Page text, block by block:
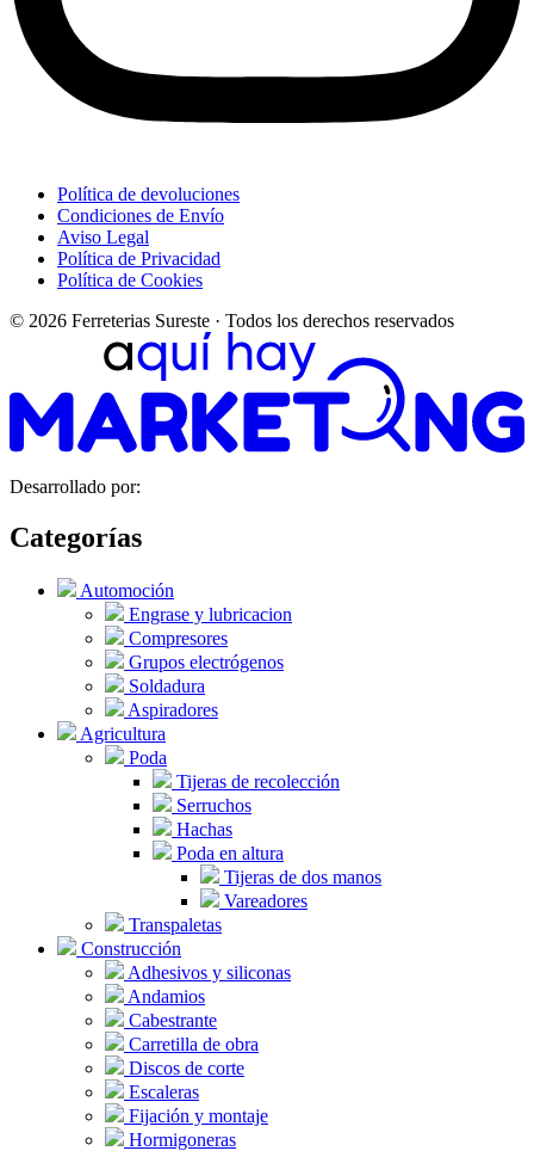
Política de devoluciones
Condiciones de Envío
Aviso Legal
Política de Privacidad
Política de Cookies
© 2026 Ferreterias Sureste · Todos los derechos reservados
Desarrollado por:
Categorías
Automoción
Engrase y lubricacion
Compresores
Grupos electrógenos
Soldadura
Aspiradores
Agricultura
Poda
Tijeras de recolección
Serruchos
Hachas
Poda en altura
Tijeras de dos manos
Vareadores
Transpaletas
Construcción
Adhesivos y siliconas
Andamios
Cabestrante
Carretilla de obra
Discos de corte
Escaleras
Fijación y montaje
Hormigoneras